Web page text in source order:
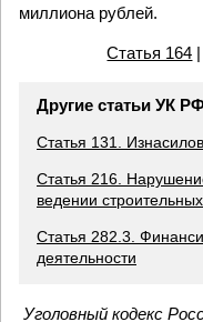
миллиона рублей.
Статья 164
Другие статьи УК
Статья 131.
Статья 216.
ведении
Статья 282.3.
деятельности
Уголовный кодекс